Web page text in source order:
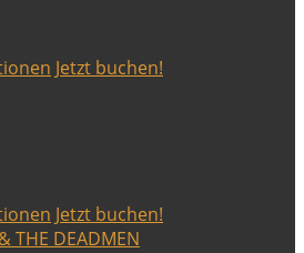
Jetzt buchen!
Jetzt buchen!
THE DEADMEN